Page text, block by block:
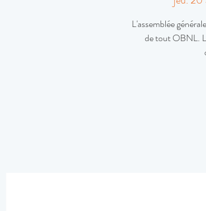
L'assemblée
de tout OBNL.